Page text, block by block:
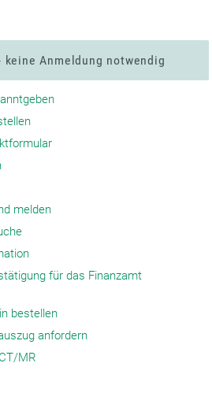
keine Anmeldung notwendig
melden
für das Finanzamt
bestellen
anfordern
MR